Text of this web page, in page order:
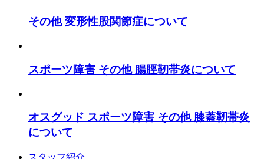
その他 変形性股関節症について
スポーツ障害 その他 腸脛靭帯炎について
オスグッド スポーツ障害 その他 膝蓋靭帯炎
について
スタッフ紹介